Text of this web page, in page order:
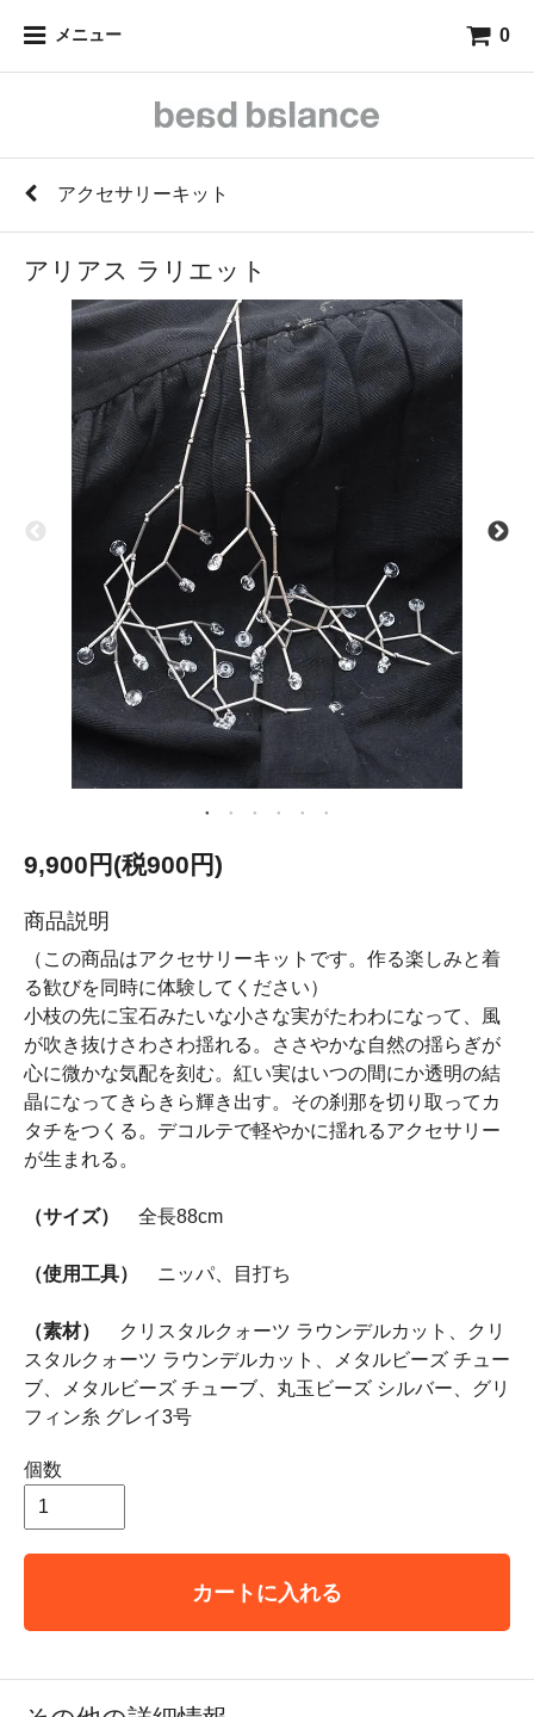
メニュー 0
アクセサリーキット
アリアス ラリエット
9,900円(税900円)
商品説明
（この商品はアクセサリーキットです。作る楽しみと着
る歓びを同時に体験してください）
小枝の先に宝石みたいな小さな実がたわわになって、風
が吹き抜けさわさわ揺れる。ささやかな自然の揺らぎが
心に微かな気配を刻む。紅い実はいつの間にか透明の結
晶になってきらきら輝き出す。その刹那を切り取ってカ
タチをつくる。デコルテで軽やかに揺れるアクセサリー
が生まれる。
（サイズ） 全長88cm
（使用工具） ニッパ、目打ち
（素材）
クリスタルクォーツ ラウンデルカット、クリ
スタルクォーツ ラウンデルカット、メタルビーズ チュー
ブ、メタルビーズ チューブ、丸玉ビーズ シルバー、グリ
フィン糸 グレイ3号
個数
カートに入れる